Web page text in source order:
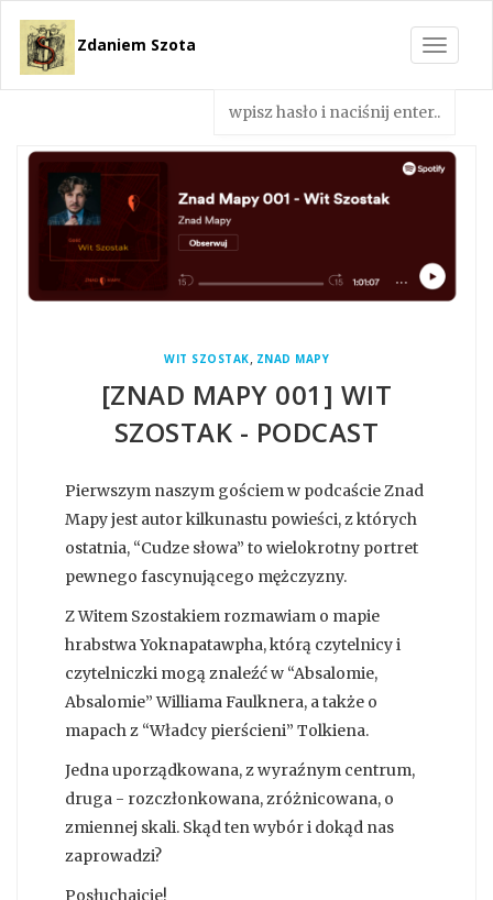
Toggle
Zdaniem Szota
WIT SZOSTAK, ZNAD MAPY
[ZNAD MAPY 001] WIT
SZOSTAK - PODCAST
Pierwszym naszym gościem w podcaście Znad
Mapy jest autor kilkunastu powieści, z których
ostatnia, “Cudze słowa” to wielokrotny portret
pewnego fascynującego mężczyzny.
Z Witem Szostakiem rozmawiam o mapie
hrabstwa Yoknapatawpha, którą czytelnicy i
czytelniczki mogą znaleźć w “Absalomie,
Absalomie” Williama Faulknera, a także o
mapach z “Władcy pierścieni” Tolkiena.
Jedna uporządkowana, z wyraźnym centrum,
druga - rozczłonkowana, zróżnicowana, o
zmiennej skali. Skąd ten wybór i dokąd nas
zaprowadzi?
Posłuchajcie!